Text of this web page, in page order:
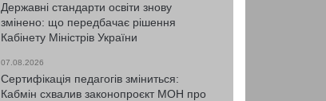
Державні стандарти освіти знову
змінено: що передбачає рішення
Кабінету Міністрів України
07.08.2026
Сертифікація педагогів зміниться:
Кабмін схвалив законопроєкт МОН про